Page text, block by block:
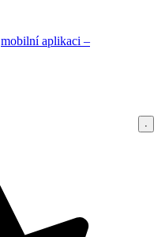
mobilní aplikaci –